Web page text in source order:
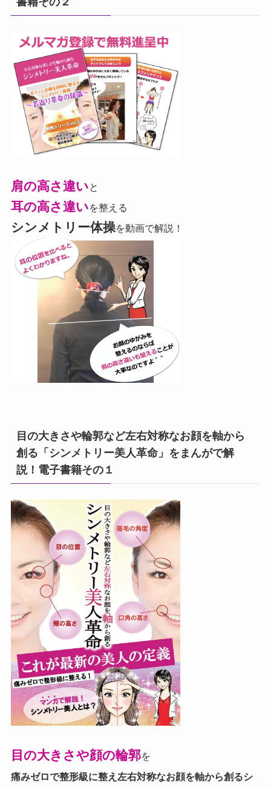
肩の高さ違いと
耳の高さ違いを整える
シンメトリー体操を動画で解説！
目の大きさや輪郭など左右対称なお顔を軸から
創る「シンメトリー美人革命」をまんがで解
説！電子書籍その１
目の大きさや顔の輪郭を
痛みゼロで整形級に整え左右対称なお顔を軸から創るシ